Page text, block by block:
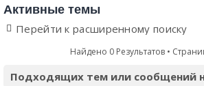
Активные темы
Перейти к расширенному поиску
Найдено 0 Результатов •
Подходящих тем или сообщений